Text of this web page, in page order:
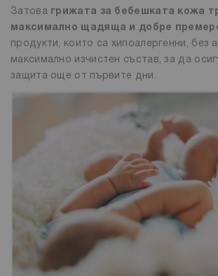
Затова грижата за бебешката кожа
максимално щадяща и добре
продукти, които са хипоалергенни, без
максимално изчистен състав, за да
защита още от първите дни.